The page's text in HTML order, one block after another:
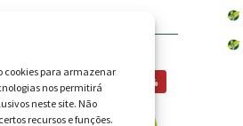
cookies para armazenar
nos permitirá
neste site. Não
recursos e funções.
PROMOÇÃO -14%
has